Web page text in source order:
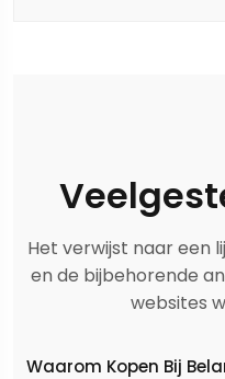
Het verwijst naar een
en de bijbehorende
websites
Waarom Kopen Bij